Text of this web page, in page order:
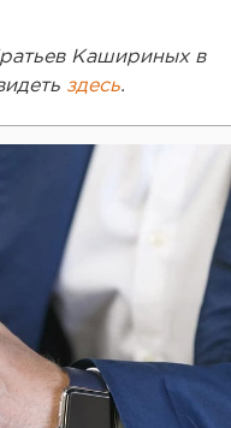
Кашириных в
здесь.